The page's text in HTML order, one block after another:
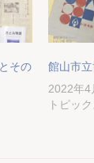
その
館山市
2022年4
トピック